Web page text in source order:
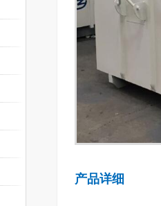
产品详细